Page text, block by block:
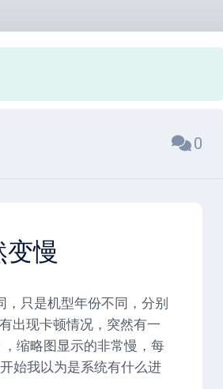
0
慢
只是机型年份不同，分别
出现卡顿情况，突然有一
缩略图显示的非常慢，每
始我以为是系统有什么进